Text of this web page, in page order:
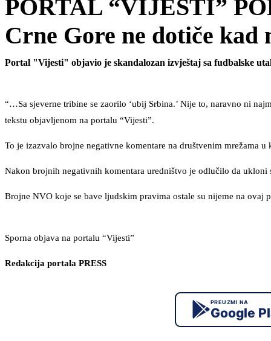
PORTAL “VIJESTI”
Crne Gore ne dotiče
Portal "Vijesti" objavio je skandalozan izvještaj sa fudbalske
“…Sa sjeverne tribine se zaorilo ‘ubij Srbina.’ Nije to, naravno ni
tekstu objavljenom na portalu “Vijesti”.
To je izazvalo brojne negativne komentare na društvenim mrežama
Nakon brojnih negativnih komentara uredništvo je odlučilo da ukloni
Brojne NVO koje se bave ljudskim pravima ostale su nijeme na
Sporna objava na portalu “Vijesti”
Redakcija portala PRESS
PREUZMI NA
Google